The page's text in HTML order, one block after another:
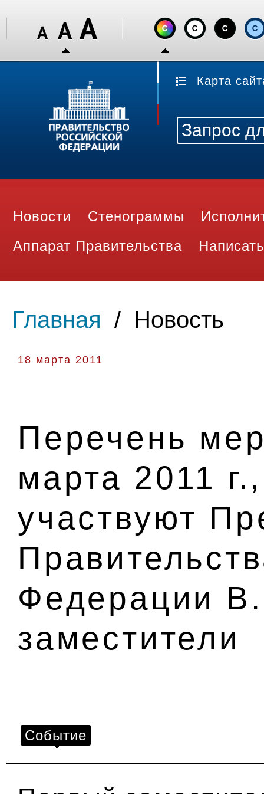
Карта
Новости Стенограммы
Аппарат Правительства
Главная / Новость
18 марта 2011
Перечень
марта 2011
участвуют
Федерации
заместители
Событие